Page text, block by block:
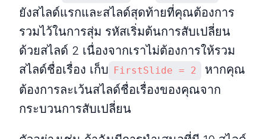
ยังสไลด์แรกและสไลด์สุดท้ายที่คุณต้องการ
รวมไว้ในการสุ่ม รหัสเริ่มต้นการสับเปลี่ยน
ด้วยสไลด์ 2 เนื่องจากเราไม่ต้องการให้รวม
สไลด์ชื่อเรื่อง เก็บ FirstSlide = 2
หากคุณ
ต้องการละเว้นสไลด์ชื่อเรื่องของคุณจาก
กระบวนการสับเปลี่ยน